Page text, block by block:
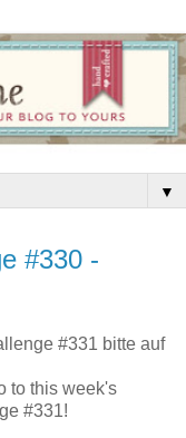
▼
#330 -
#331 bitte auf
to this week's
#331!